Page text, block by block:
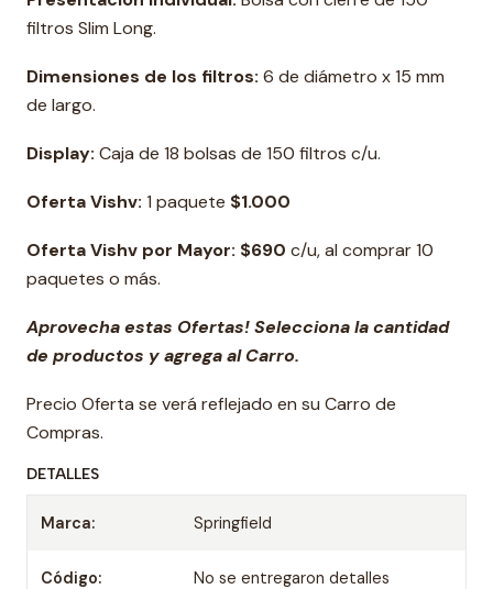
filtros Slim Long.
Dimensiones de los filtros: 6 de diámetro x 15 mm
de largo.
Display: Caja de 18 bolsas de 150 filtros c/u.
Oferta Vishv: 1 paquete $1.000
Oferta Vishv por Mayor: $690 c/u, al comprar 10
paquetes o más.
Aprovecha estas Ofertas! Selecciona la cantidad
de productos y agrega al Carro.
Precio Oferta se verá reflejado en su Carro de
Compras.
DETALLES
Marca: Springfield
Código:
No se entregaron detalles